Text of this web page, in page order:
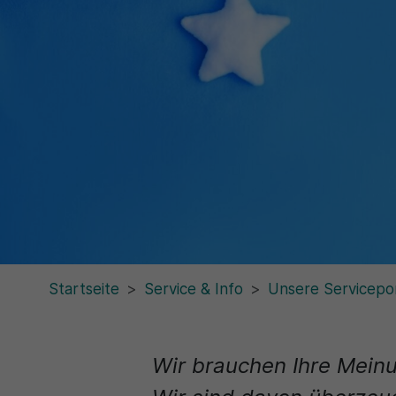
Startseite Service & Info Unsere
Wir brauchen Ihre